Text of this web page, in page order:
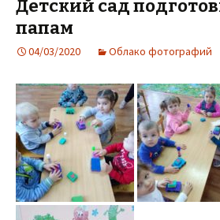
Детский сад
папам
04/03/2020 Облако фотографий